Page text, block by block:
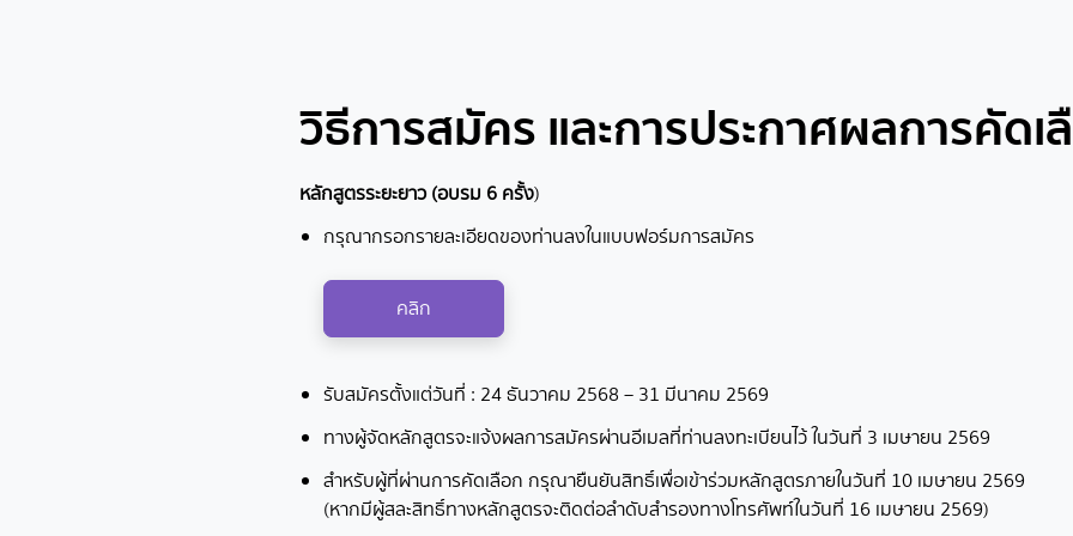
วิธีการสมัครและการประกาศผลการคัดเ
หลักสูตรระยะยาว (อบรม 6 ครั้ง)
กรุณากรอกรายละเอียดของท่านลงในแบบฟอร์มการสมัคร
คลิก
รับสมัครตั้งแต่วันที่ : 24 ธันวาคม 2568 – 31 มีนาคม 2569
ทางผู้จัดหลักสูตรจะแจ้งผลการสมัครผ่านอีเมลที่ท่านลงทะเบียนไว้ ในวันที่ 3 เมษายน 2569
สำหรับผู้ที่ผ่านการคัดเลือก กรุณายืนยันสิทธิ์เพื่อเข้าร่วมหลักสูตรภายในวันที่ 10 เมษายน 2569
(หากมีผู้สละสิทธิ์ทางหลักสูตรจะติดต่อลำดับสำรองทางโทรศัพท์ในวันที่ 16 เมษายน 2569)